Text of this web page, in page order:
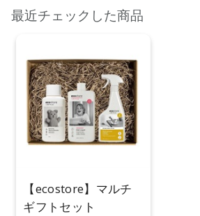
合がございます。
●予告なくパッケージ仕様が変更になる
最近チェックした商品
【ecostore】マルチ
ギフトセット